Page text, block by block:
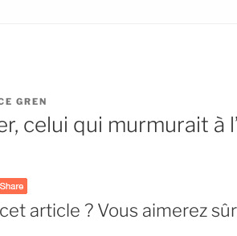
GREN
celui qui murmurait à
article ? Vous aimerez